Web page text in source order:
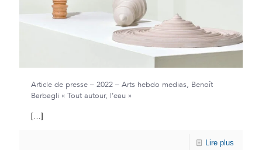
Article de presse – 2022 – Arts hebdo medias, Benoît
Barbagli « Tout autour, l’eau »
[…]
Lire plus